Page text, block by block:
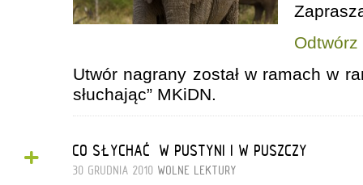
Odtwórz
Utwór nagrany został w ramach w
słuchając” MKiDN.
+ CO SŁYCHAĆ „W PUSTYNI I W PUSZCZY”
30 GRUDNIA 2010 WOLNE LEKTURY